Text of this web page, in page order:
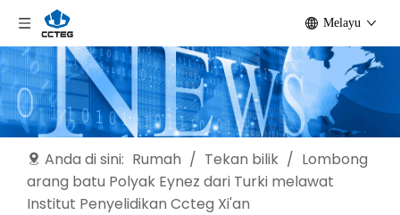
Melayu
Anda di sini: Rumah / Tekan bilik / Lombong
arang batu Polyak Eynez dari Turki melawat
Institut Penyelidikan Ccteg Xi'an